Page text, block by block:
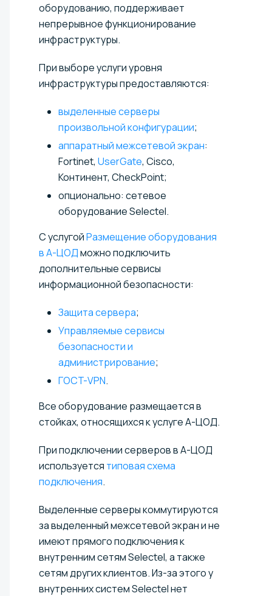
оборудованию, поддерживает
непрерывное функционирование
инфраструктуры.
При выборе услуги уровня
инфраструктуры предоставляются:
выделенные серверы
произвольной конфигурации;
аппаратный межсетевой экран:
Fortinet, UserGate, Cisco,
Континент, CheckPoint;
опционально: сетевое
оборудование Selectel.
С услугойРазмещение оборудования
в А-ЦОДможно подключить
дополнительные сервисы
информационной безопасности:
Защита сервера;
Управляемые сервисы
безопасности и
администрирование;
ГОСТ-VPN.
Все оборудование размещается в
стойках, относящихся к услуге А-ЦОД.
При подключении серверов в А-ЦОД
используется типовая схема
подключения.
Выделенные серверы коммутируются
за выделенный межсетевой экран и не
имеют прямого подключения к
внутренним сетям Selectel, а также
сетям других клиентов. Из-за этого у
внутренних систем Selectel нет